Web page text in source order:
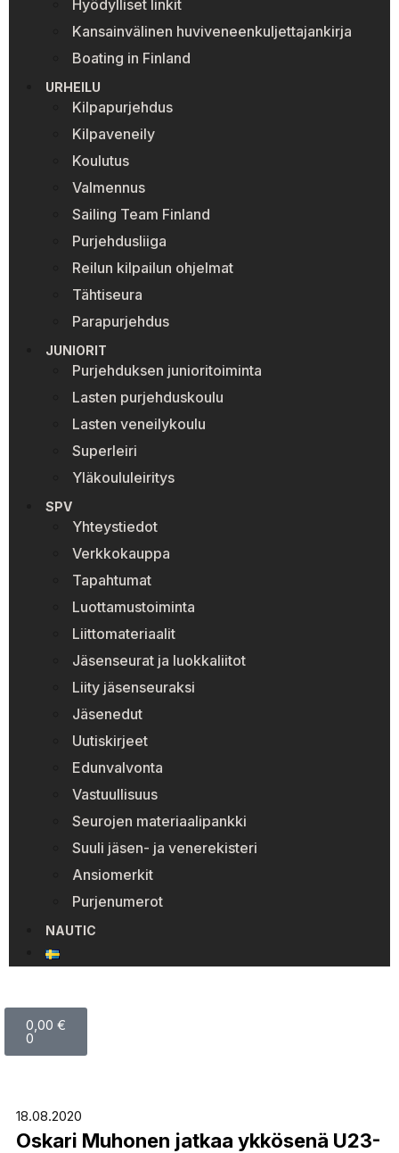
Hyödylliset linkit
Kansainvälinen huviveneenkuljettajankirja
Boating in Finland
URHEILU
Kilpapurjehdus
Kilpaveneily
Koulutus
Valmennus
Sailing Team Finland
Purjehdusliiga
Reilun kilpailun ohjelmat
Tähtiseura
Parapurjehdus
JUNIORIT
Purjehduksen junioritoiminta
Lasten purjehduskoulu
Lasten veneilykoulu
Superleiri
Yläkoululeiritys
SPV
Yhteystiedot
Verkkokauppa
Tapahtumat
Luottamustoiminta
Liittomateriaalit
Jäsenseurat ja luokkaliitot
Liity jäsenseuraksi
Jäsenedut
Uutiskirjeet
Edunvalvonta
Vastuullisuus
Seurojen materiaalipankki
Suuli jäsen- ja venerekisteri
Ansiomerkit
Purjenumerot
NAUTIC
0,00 €
0
18.08.2020
Oskari Muhonen jatkaa ykkösenä U23-